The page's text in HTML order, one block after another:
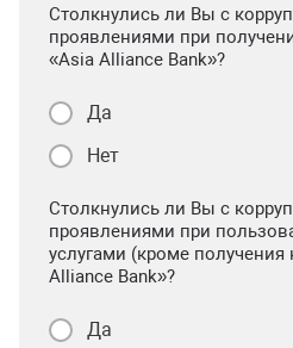
Столкнулись ли Вы с
проявлениями при
«Asia Alliance Bank»?
Да
Нет
Столкнулись ли Вы с
проявлениями при
услугами (кроме
Alliance Bank»?
Да